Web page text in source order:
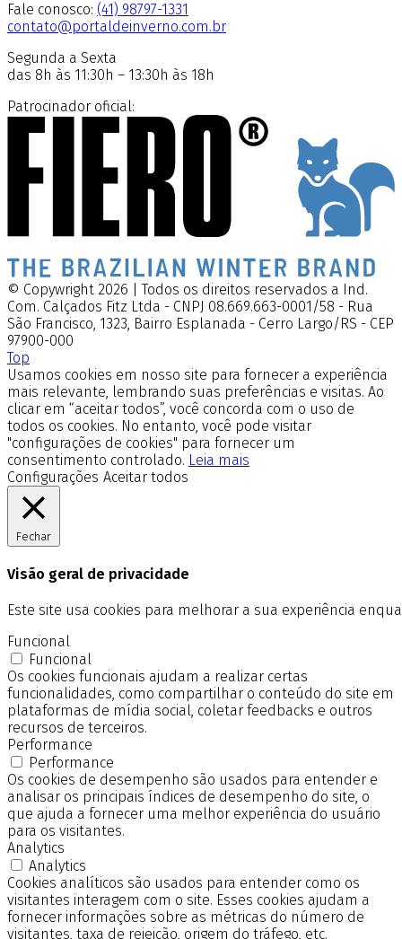
Fale conosco: (41) 98797-1331
contato@portaldeinverno.com.br
Segunda a Sexta
das 8h às 11:30h – 13:30h às 18h
Patrocinador oficial:
© Copywright 2026 | Todos os direitos reservados a Ind.
Com. Calçados Fitz Ltda - CNPJ 08.669.663-0001/58 - Rua
São Francisco, 1323, Bairro Esplanada - Cerro Largo/RS - CEP
97900-000
Top
Usamos cookies em nosso site para fornecer a experiência
mais relevante, lembrando suas preferências e visitas. Ao
clicar em “aceitar todos”, você concorda com o uso de
todos os cookies. No entanto, você pode visitar
"configurações de cookies" para fornecer um
consentimento controlado. Leia mais
Configurações Aceitar todos
Fechar
Visão geral de privacidade
Este site usa cookies para melhorar a sua experiência
Funcional
Funcional
Os cookies funcionais ajudam a realizar certas
funcionalidades, como compartilhar o conteúdo do site em
plataformas de mídia social, coletar feedbacks e outros
recursos de terceiros.
Performance
Performance
Os cookies de desempenho são usados para entender e
analisar os principais índices de desempenho do site, o
que ajuda a fornecer uma melhor experiência do usuário
para os visitantes.
Analytics
Analytics
Cookies analíticos são usados para entender como os
visitantes interagem com o site. Esses cookies ajudam a
fornecer informações sobre as métricas do número de
visitantes, taxa de rejeição, origem do tráfego, etc.